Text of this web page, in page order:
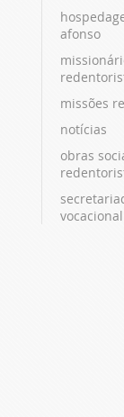
afonso
missões
notícias
obras
vocacional